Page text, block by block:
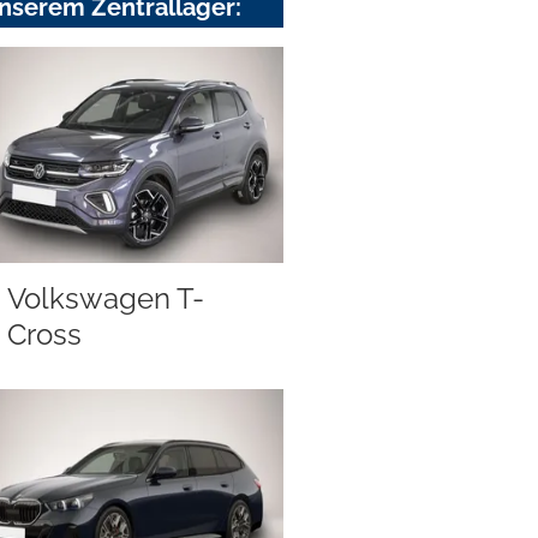
Zentrallager:
Volkswagen T-
Cross